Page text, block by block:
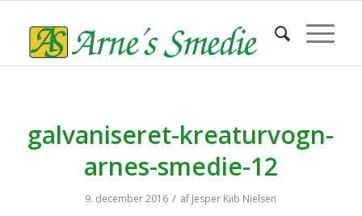
galvaniseret-kreaturvogn-
arnes-smedie-12
9. december 2016 / af Jesper Kiib Nielsen